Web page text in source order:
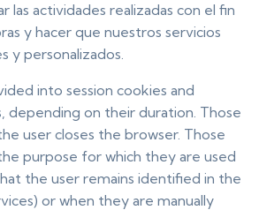
las actividades realizadas con el fin
y hacer que nuestros servicios
y personalizados.
into session cookies and
depending on their duration. Those
user closes the browser. Those
purpose for which they are used
the user remains identified in the
or when they are manually